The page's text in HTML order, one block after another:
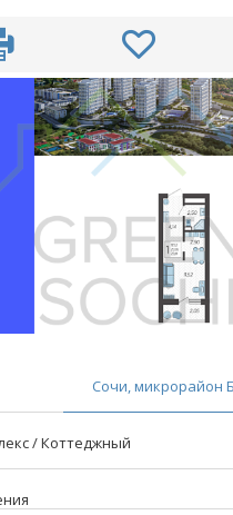
Сочи, микрорайон
/ Коттеджный